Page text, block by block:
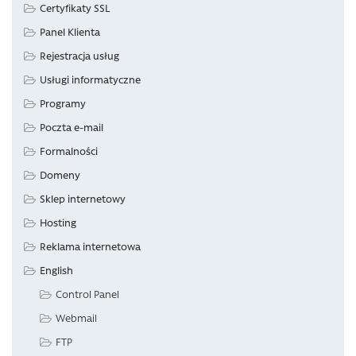
Certyfikaty SSL
Panel Klienta
Rejestracja usług
Usługi informatyczne
Programy
Poczta e-mail
Formalności
Domeny
Sklep internetowy
Hosting
Reklama internetowa
English
Control Panel
Webmail
FTP